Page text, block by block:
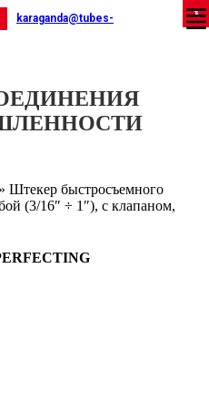
karaganda@tubes-
» Штекер быстросъемного
(3/16″ ÷ 1″), с клапаном,
X
X
X
X
X
X
X
X
X
X
X
X
X
X
X
X
X
X
X